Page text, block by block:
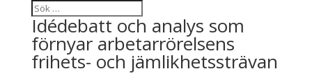
Idédebatt och analys som
förnyar arbetarrörelsens
frihets- och jämlikhetssträvan